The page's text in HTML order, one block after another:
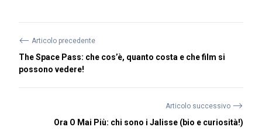
⟵ Articolo precedente
The Space Pass: che cos’è, quanto costa e che film si
possono vedere!
Articolo successivo ⟶
Ora O Mai Più: chi sono i Jalisse (bio e curiosità!)